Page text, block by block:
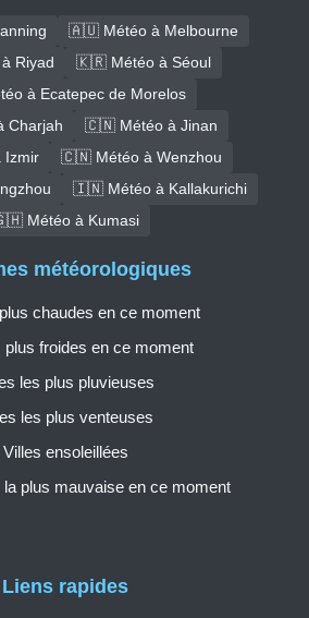
🇦🇺 Météo à Melbourne
Riyad
🇰🇷 Météo à Séoul
à Ecatepec de Morelos
🇨🇳 Météo à Jinan
🇨🇳 Météo à Wenzhou
🇮🇳 Météo à Kallakurichi
Météo à Kumasi
Liens rapides
météorologiques
chaudes en ce moment
plus froides en ce moment
les plus pluvieuses
les plus venteuses
Villes ensoleillées
la plus mauvaise en ce moment